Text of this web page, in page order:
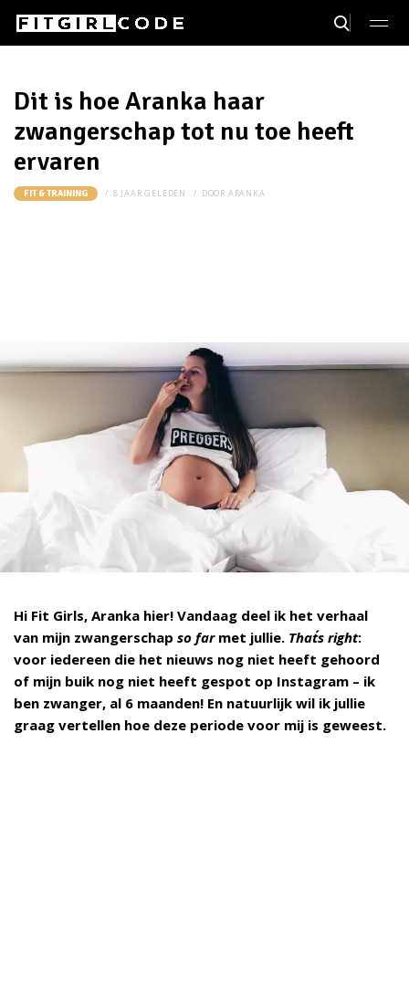
Dit is hoe Aranka haar
zwangerschap tot nu toe heeft
ervaren
FIT & TRAINING 8 JAAR GELEDEN DOOR ARANKA
Hi Fit Girls, Aranka hier! Vandaag deel ik het verhaal
van mijn zwangerschap so farmet jullie. That´s right:
voor iedereen die het nieuws nog niet heeft gehoord
of mijn buik nog niet heeft gespot op Instagram – ik
ben zwanger, al 6 maanden! En natuurlijk wil ik jullie
graag vertellen hoe deze periode voor mij is geweest.